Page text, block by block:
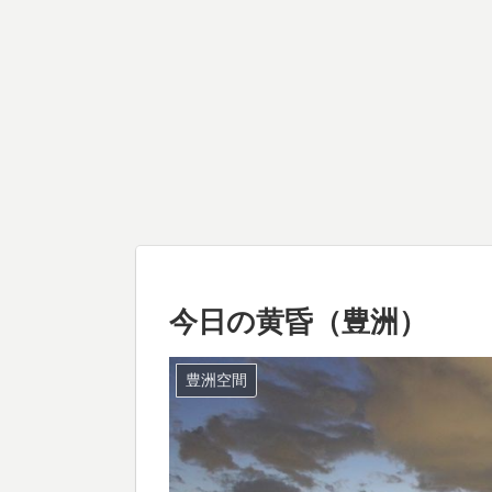
今日の黄昏（豊洲）
豊洲空間